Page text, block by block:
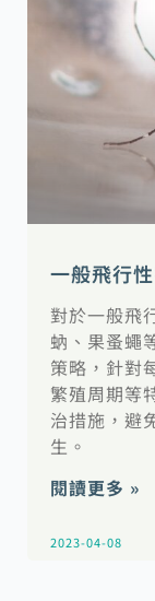
一般飛行
對於一般飛
蚋、果蚤蠅
策略，針對
繁殖周期等
治措施，避
生。
閱讀更多 »
2023-04-08